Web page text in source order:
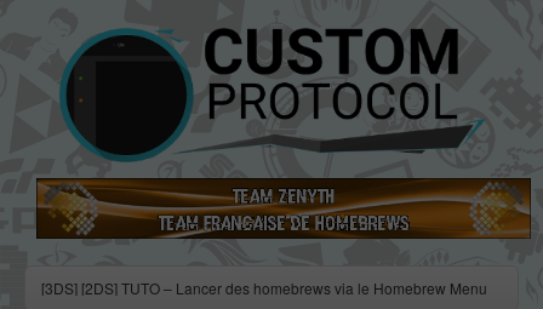
[3DS] [2DS] TUTO – Lancer des homebrews via le Homebrew Menu